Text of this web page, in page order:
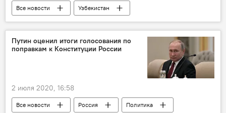
Все новости
Узбекистан
коронавирус
Путин оценил итоги голосования по
поправкам к Конституции России
2 июля 2020, 16:58
Все новости Россия Политика